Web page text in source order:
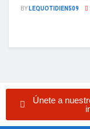
BYLEQUOTIDIEN509
Únete a